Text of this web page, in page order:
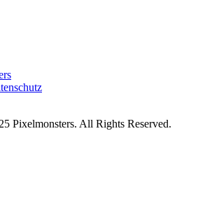
Pixelmonsters. All Rights Reserved.